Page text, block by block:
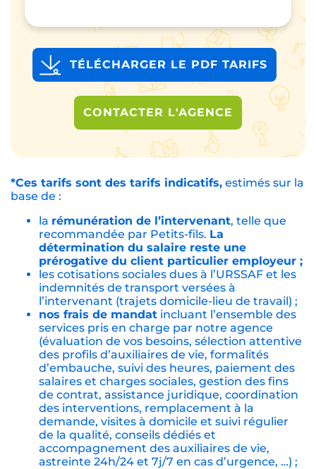
TÉLÉCHARGER LE PDF TARIFS
CONTACTER L'AGENCE
*Ces tarifs sont des tarifs indicatifs, estimés sur la
base de :
la rémunération de l’intervenant, telle que
recommandée par Petits-fils. La
détermination du salaire reste une
prérogative du client particulier employeur ;
les cotisations sociales dues à l’URSSAF et les
indemnités de transport versées à
l’intervenant (trajets domicile-lieu de travail) ;
nos frais de mandat incluant l’ensemble des
services pris en charge par notre agence
(évaluation de vos besoins, sélection attentive
des profils d’auxiliaires de vie, formalités
d’embauche, suivi des heures, paiement des
salaires et charges sociales, gestion des fins
de contrat, assistance juridique, coordination
des interventions, remplacement à la
demande, visites à domicile et suivi régulier
de la qualité, conseils dédiés et
accompagnement des auxiliaires de vie,
astreinte 24h/24 et 7j/7 en cas d’urgence, …) ;